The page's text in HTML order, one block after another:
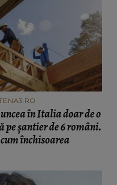
în Italia doar de o
pe şantier de 6 români.
închisoarea